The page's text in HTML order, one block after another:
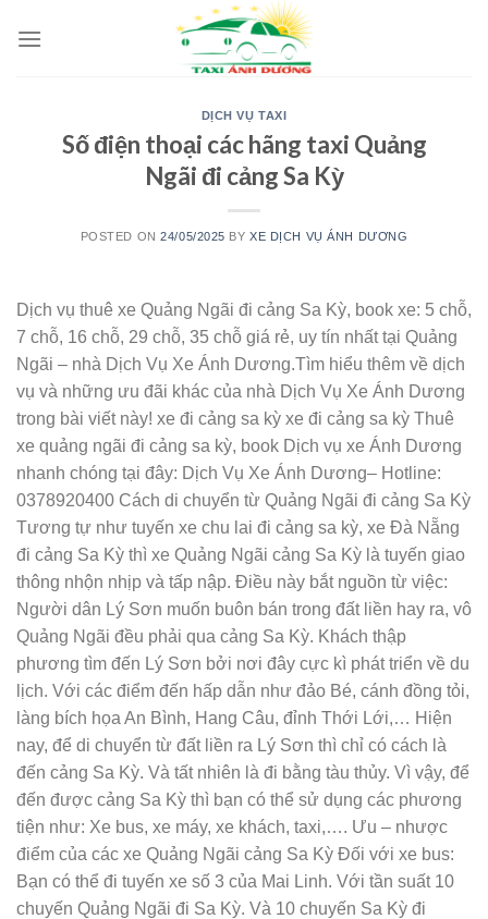
DỊCH VỤ TAXI
Số điện thoại các hãng taxi Quảng
Ngãi đi cảng Sa Kỳ
POSTED ON24/05/2025 BYXE DỊCH VỤ ÁNH DƯƠNG
Dịch vụ thuê xe Quảng Ngãi đi cảng Sa Kỳ, book xe: 5 chỗ,
7 chỗ, 16 chỗ, 29 chỗ, 35 chỗ giá rẻ, uy tín nhất tại Quảng
Ngãi – nhà Dịch Vụ Xe Ánh Dương.Tìm hiểu thêm về dịch
vụ và những ưu đãi khác của nhà Dịch Vụ Xe Ánh Dương
trong bài viết này! xe đi cảng sa kỳ xe đi cảng sa kỳ Thuê
xe quảng ngãi đi cảng sa kỳ, book Dịch vụ xe Ánh Dương
nhanh chóng tại đây: Dịch Vụ Xe Ánh Dương– Hotline:
0378920400 Cách di chuyển từ Quảng Ngãi đi cảng Sa Kỳ
Tương tự như tuyến xe chu lai đi cảng sa kỳ, xe Đà Nẵng
đi cảng Sa Kỳ thì xe Quảng Ngãi cảng Sa Kỳ là tuyến giao
thông nhộn nhịp và tấp nập. Điều này bắt nguồn từ việc:
Người dân Lý Sơn muốn buôn bán trong đất liền hay ra, vô
Quảng Ngãi đều phải qua cảng Sa Kỳ. Khách thập
phương tìm đến Lý Sơn bởi nơi đây cực kì phát triển về du
lịch. Với các điểm đến hấp dẫn như đảo Bé, cánh đồng tỏi,
làng bích họa An Bình, Hang Câu, đỉnh Thới Lới,… Hiện
nay, để di chuyển từ đất liền ra Lý Sơn thì chỉ có cách là
đến cảng Sa Kỳ. Và tất nhiên là đi bằng tàu thủy. Vì vậy, để
đến được cảng Sa Kỳ thì bạn có thể sử dụng các phương
tiện như: Xe bus, xe máy, xe khách, taxi,…. Ưu – nhược
điểm của các xe Quảng Ngãi cảng Sa Kỳ Đối với xe bus:
Bạn có thể đi tuyến xe số 3 của Mai Linh. Với tần suất 10
chuyến Quảng Ngãi đi Sa Kỳ. Và 10 chuyến Sa Kỳ đi